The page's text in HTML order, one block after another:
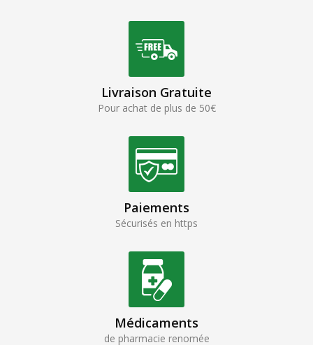
Livraison Gratuite
Pour achat de plus de 50€
Paiements
Sécurisés en https
Médicaments
de pharmacie renomée